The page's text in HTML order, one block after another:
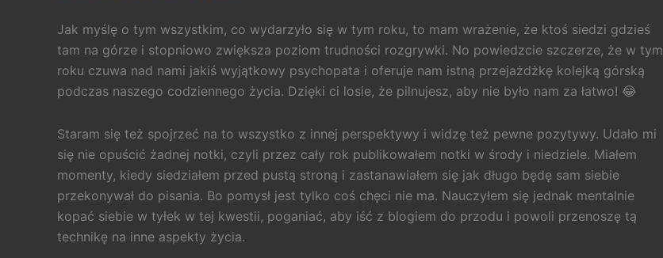
Jak myślę o tym wszystkim, co wydarzyło się w tym roku, to mam wrażenie, że ktoś siedzi gdzieś
tam na górze i stopniowo zwiększa poziom trudności rozgrywki. No powiedzcie szczerze, że w tym
roku czuwa nad nami jakiś wyjątkowy psychopata i oferuje nam istną przejażdżkę kolejką górską
podczas naszego codziennego życia. Dzięki ci losie, że pilnujesz, aby nie było nam za łatwo! 😂
Staram się też spojrzeć na to wszystko z innej perspektywy i widzę też pewne pozytywy. Udało mi
się nie opuścić żadnej notki, czyli przez cały rok publikowałem notki w środy i niedziele. Miałem
momenty, kiedy siedziałem przed pustą stroną i zastanawiałem się jak długo będę sam siebie
przekonywał do pisania. Bo pomysł jest tylko coś chęci nie ma. Nauczyłem się jednak mentalnie
kopać siebie w tyłek w tej kwestii, poganiać, aby iść z blogiem do przodu i powoli przenoszę tą
technikę na inne aspekty życia.